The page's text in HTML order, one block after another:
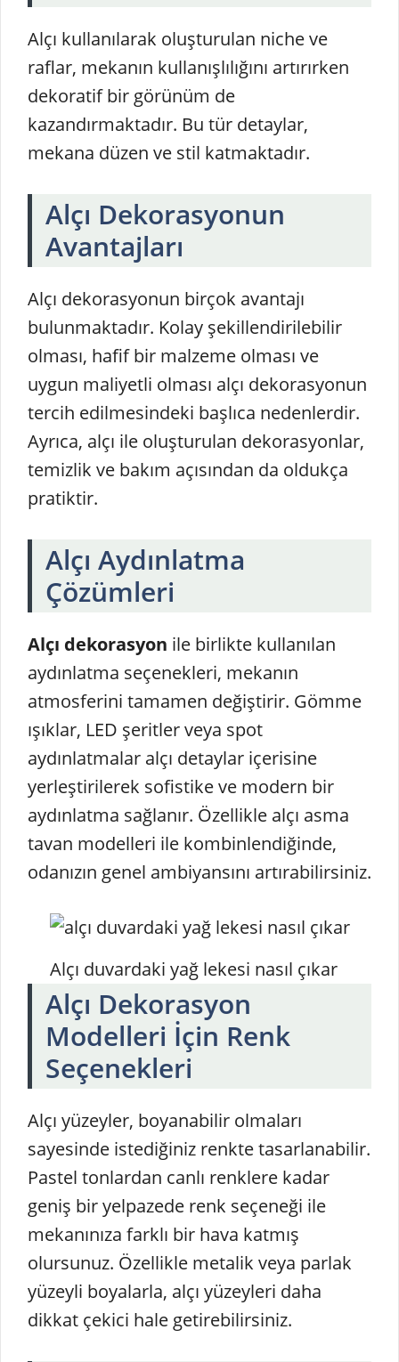
Alçı kullanılarak oluşturulan niche ve
raflar, mekanın kullanışlılığını artırırken
dekoratif bir görünüm de
kazandırmaktadır. Bu tür detaylar,
mekana düzen ve stil katmaktadır.
Alçı Dekorasyonun
Avantajları
Alçı dekorasyonun birçok avantajı
bulunmaktadır. Kolay şekillendirilebilir
olması, hafif bir malzeme olması ve
uygun maliyetli olması alçı dekorasyonun
tercih edilmesindeki başlıca nedenlerdir.
Ayrıca, alçı ile oluşturulan dekorasyonlar,
temizlik ve bakım açısından da oldukça
pratiktir.
Alçı Aydınlatma
Çözümleri
Alçı dekorasyon ile birlikte kullanılan
aydınlatma seçenekleri, mekanın
atmosferini tamamen değiştirir. Gömme
ışıklar, LED şeritler veya spot
aydınlatmalar alçı detaylar içerisine
yerleştirilerek sofistike ve modern bir
aydınlatma sağlanır. Özellikle alçı asma
tavan modelleri ile kombinlendiğinde,
odanızın genel ambiyansını artırabilirsiniz.
Alçı duvardaki yağ lekesi nasıl çıkar
Alçı Dekorasyon
Modelleri İçin Renk
Seçenekleri
Alçı yüzeyler, boyanabilir olmaları
sayesinde istediğiniz renkte tasarlanabilir.
Pastel tonlardan canlı renklere kadar
geniş bir yelpazede renk seçeneği ile
mekanınıza farklı bir hava katmış
olursunuz. Özellikle metalik veya parlak
yüzeyli boyalarla, alçı yüzeyleri daha
dikkat çekici hale getirebilirsiniz.